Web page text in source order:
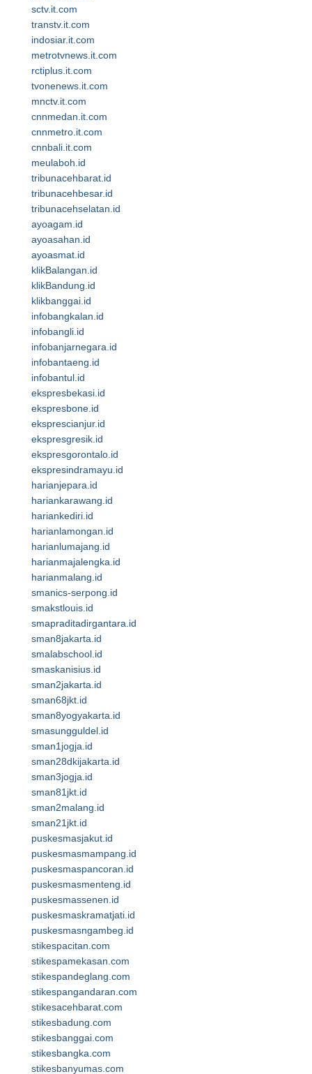
sctv.it.com
transtv.it.com
indosiar.it.com
metrotvnews.it.com
rctiplus.it.com
tvonenews.it.com
mnctv.it.com
cnnmedan.it.com
cnnmetro.it.com
cnnbali.it.com
meulaboh.id
tribunacehbarat.id
tribunacehbesar.id
tribunacehselatan.id
ayoagam.id
ayoasahan.id
ayoasmat.id
klikBalangan.id
klikBandung.id
klikbanggai.id
infobangkalan.id
infobangli.id
infobanjarnegara.id
infobantaeng.id
infobantul.id
ekspresbekasi.id
ekspresbone.id
eksprescianjur.id
ekspresgresik.id
ekspresgorontalo.id
ekspresindramayu.id
harianjepara.id
hariankarawang.id
hariankediri.id
harianlamongan.id
harianlumajang.id
harianmajalengka.id
harianmalang.id
smanics-serpong.id
smakstlouis.id
smapraditadirgantara.id
sman8jakarta.id
smalabschool.id
smaskanisius.id
sman2jakarta.id
sman68jkt.id
sman8yogyakarta.id
smasungguldel.id
sman1jogja.id
sman28dkijakarta.id
sman3jogja.id
sman81jkt.id
sman2malang.id
sman21jkt.id
puskesmasjakut.id
puskesmasmampang.id
puskesmaspancoran.id
puskesmasmenteng.id
puskesmassenen.id
puskesmaskramatjati.id
puskesmasngambeg.id
stikespacitan.com
stikespamekasan.com
stikespandeglang.com
stikespangandaran.com
stikesacehbarat.com
stikesbadung.com
stikesbanggai.com
stikesbangka.com
stikesbanyumas.com